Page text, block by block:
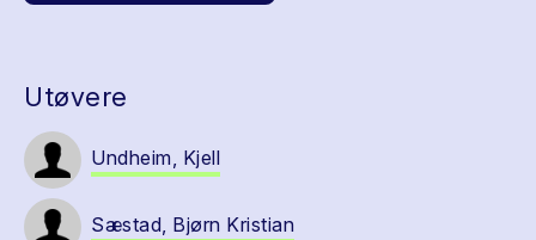
Utøvere
Undheim, Kjell
Sæstad, Bjørn Kristian